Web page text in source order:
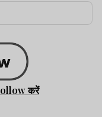
करें